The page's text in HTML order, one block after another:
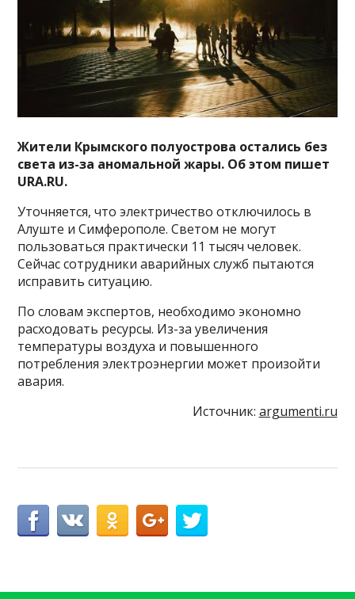
Жители Крымского полуострова остались без
света из-за аномальной жары. Об этом пишет
URA.RU.
Уточняется, что электричество отключилось в
Алуште и Симферополе. Светом не могут
пользоваться практически 11 тысяч человек.
Сейчас сотрудники аварийных служб пытаются
исправить ситуацию.
По словам экспертов, необходимо экономно
расходовать ресурсы. Из-за увеличения
температуры воздуха и повышенного
потребления электроэнергии может произойти
авария.
Источник: argumenti.ru